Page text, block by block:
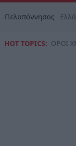
Πελοπόννησος
HOT TOPICS: ΟΡΟΙ